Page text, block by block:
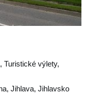
Turistické výlety,
, Jihlava, Jihlavsko